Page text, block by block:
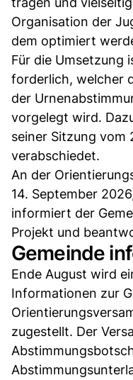
Orga­nisation der
dem optimiert
Für die Umsetzung
forderlich, welcher
der
vorgelegt wird.
seiner Sitzung vom
verabschiedet.
An der
14. September
informiert der
Projekt und
Gemeinde
Ende August wird
Informationen zur
zugestellt. Der